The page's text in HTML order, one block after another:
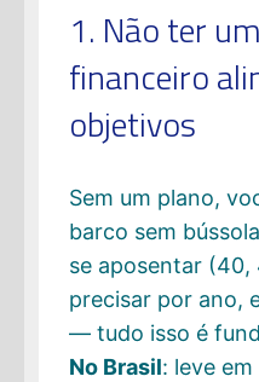
1. Não ter
financeiro
objetivos
Sem um plano,
barco sem
se aposentar (40,
precisar por ano,
— tudo isso é
No Brasil: leve